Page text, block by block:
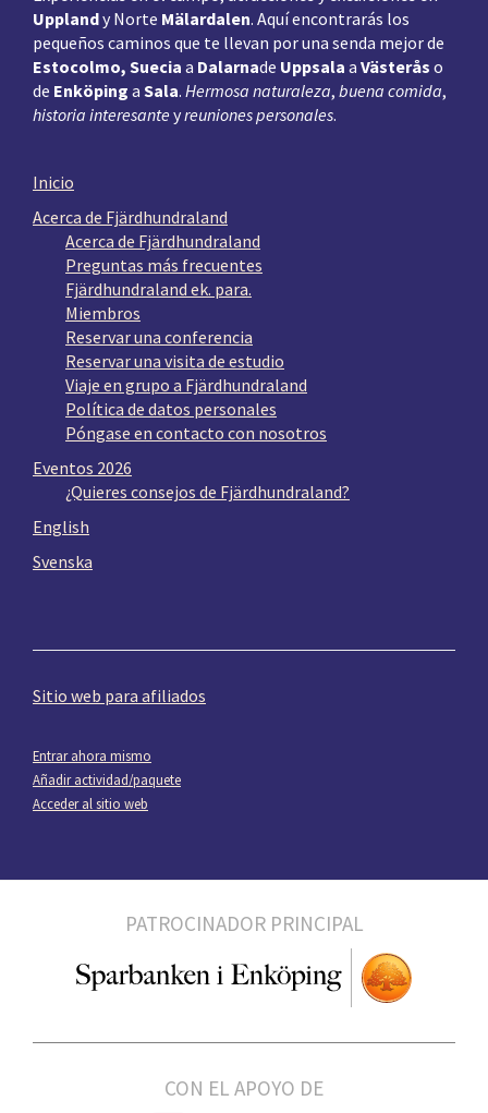
Upplandy Norte Mälardalen. Aquí encontrarás los
pequeños caminos que te llevan por una senda mejor de
Estocolmo, Suecia a Dalarnade Uppsala a Västerås o
de Enköping a Sala. Hermosa naturaleza, buena comida,
historia interesante yreuniones personales.
Inicio
Acerca de Fjärdhundraland
Acerca de Fjärdhundraland
Preguntas más frecuentes
Fjärdhundraland ek. para.
Miembros
Reservar una conferencia
Reservar una visita de estudio
Viaje en grupo a Fjärdhundraland
Política de datos personales
Póngase en contacto con nosotros
Eventos 2026
¿Quieres consejos de Fjärdhundraland?
English
Svenska
Sitio web para afiliados
Entrar ahora mismo
Añadir actividad/paquete
Acceder al sitio web
PATROCINADOR PRINCIPAL
CON EL APOYO DE